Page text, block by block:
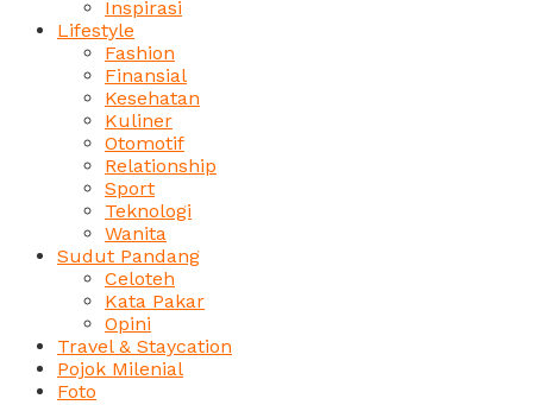
Inspirasi
Lifestyle
Fashion
Finansial
Kesehatan
Kuliner
Otomotif
Relationship
Sport
Teknologi
Wanita
Sudut Pandang
Celoteh
Kata Pakar
Opini
Travel & Staycation
Pojok Milenial
Foto